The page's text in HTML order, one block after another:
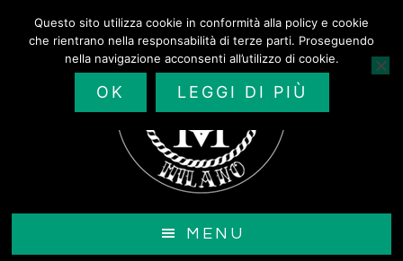
contenuto
MENU
Questo sito utilizza cookie in conformità alla policy e cookie
che rientrano nella responsabilità di terze parti. Proseguendo
nella navigazione acconsenti all’utilizzo di cookie.
OK LEGGI DI PIÙ